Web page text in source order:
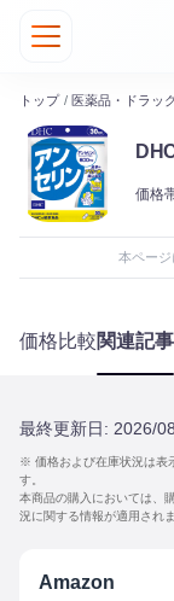
トップ / 医薬品・ドラッ
価格
本ペー
価格比較関連記事
最終更新日: 2026/
※ 価格および在庫状況は表
す。
本商品の購入においては、
況に関する情報が適用されま
Amazon